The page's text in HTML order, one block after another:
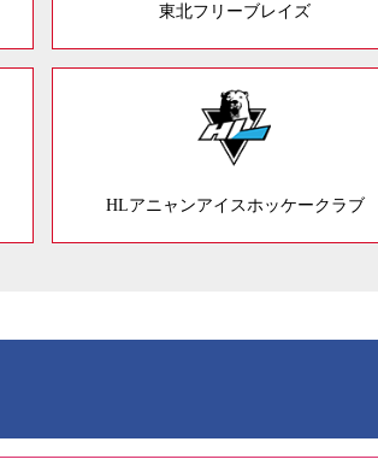
東北フリーブレイズ
HLアニャンアイスホッケークラブ